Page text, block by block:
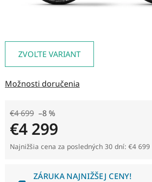
ZVOĽTE VARIANT
Možnosti doručenia
€4 699 –8 %
€4 299
Jednotková cena:
Najnižšia cena za posledných 30 dní: €4 699
ZÁRUKA NAJNIŽŠEJ CENY!